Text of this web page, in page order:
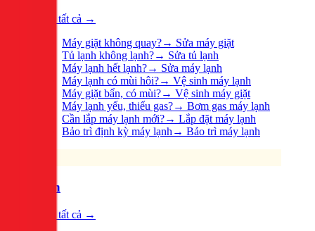
Xem tất cả →
Máy giặt không quay?→ Sửa máy giặt
Tủ lạnh không lạnh?→ Sửa tủ lạnh
Máy lạnh hết lạnh?→ Sửa máy lạnh
Máy lạnh có mùi hôi?→ Vệ sinh máy lạnh
Máy giặt bẩn, có mùi?→ Vệ sinh máy giặt
Máy lạnh yếu, thiếu gas?→ Bơm gas máy lạnh
Cần lắp máy lạnh mới?→ Lắp đặt máy lạnh
Bảo trì định kỳ máy lạnh→ Bảo trì máy lạnh
Điện
Xem tất cả →